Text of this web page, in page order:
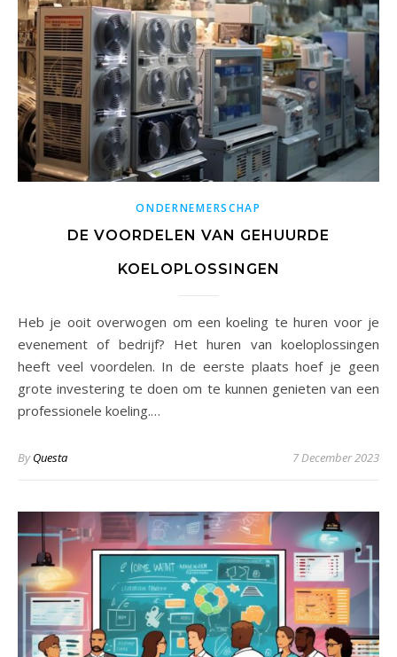
ONDERNEMERSCHAP
DE VOORDELEN VAN GEHUURDE
KOELOPLOSSINGEN
Heb je ooit overwogen om een koeling te huren voor je
evenement of bedrijf? Het huren van koeloplossingen
heeft veel voordelen. In de eerste plaats hoef je geen
grote investering te doen om te kunnen genieten van een
professionele koeling.…
ByQuesta 7 December 2023